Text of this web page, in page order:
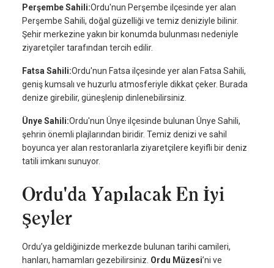
Perşembe Sahili:Ordu'nun Perşembe ilçesinde yer alan
Perşembe Sahili, doğal güzelliği ve temiz deniziyle bilinir.
Şehir merkezine yakın bir konumda bulunması nedeniyle
ziyaretçiler tarafından tercih edilir.
Fatsa Sahili:Ordu'nun Fatsa ilçesinde yer alan Fatsa Sahili,
geniş kumsalı ve huzurlu atmosferiyle dikkat çeker. Burada
denize girebilir, güneşlenip dinlenebilirsiniz.
Ünye Sahili:Ordu'nun Ünye ilçesinde bulunan Ünye Sahili,
şehrin önemli plajlarından biridir. Temiz denizi ve sahil
boyunca yer alan restoranlarla ziyaretçilere keyifli bir deniz
tatili imkanı sunuyor.
Ordu'da Yapılacak En İyi
Şeyler
Ordu’ya geldiğinizde merkezde bulunan tarihi camileri,
hanları, hamamları gezebilirsiniz. Ordu Müzesi’ni ve